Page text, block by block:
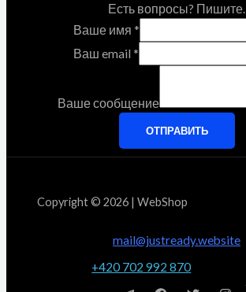
Есть вопросы? Пишите.
Ваше имя *
Ваш email *
Ваше сообщение
ОТПРАВИТЬ
Copyright © 2026 | WebShop
mail@justready.website
+420 702 992 870